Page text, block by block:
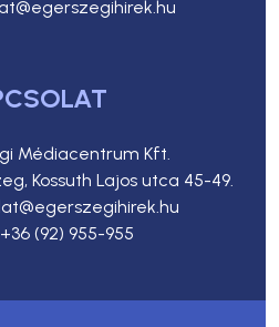
Médiacentrum Kft.
Kossuth Lajos utca 45-49.
+36 (92) 955-955